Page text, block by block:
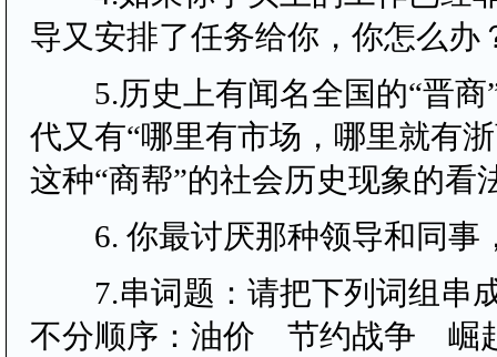
导又安排了任务给你，你怎么办
5.历史上有闻名全国的“晋商”
代又有“哪里有市场，哪里就有
这种“商帮”的社会历史现象的看
6. 你最讨厌那种领导和同事
7.串词题：请把下列词组串
不分顺序：油价 节约战争 崛